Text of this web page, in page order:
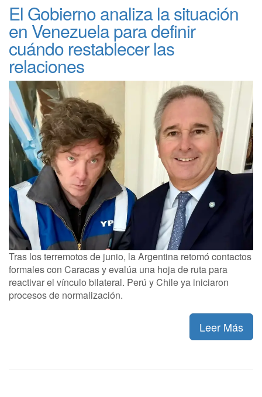
El Gobierno analiza la situación
en Venezuela para definir
cuándo restablecer las
relaciones
Tras los terremotos de junio, la Argentina retomó contactos
formales con Caracas y evalúa una hoja de ruta para
reactivar el vínculo bilateral. Perú y Chile ya iniciaron
procesos de normalización.
Leer Más